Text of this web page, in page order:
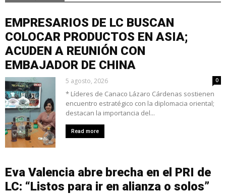
EMPRESARIOS DE LC BUSCAN
COLOCAR PRODUCTOS EN ASIA;
ACUDEN A REUNIÓN CON
EMBAJADOR DE CHINA
5 agosto, 2026 0
* Líderes de Canaco Lázaro Cárdenas sostienen
encuentro estratégico con la diplomacia oriental;
destacan la importancia del...
Read more
Eva Valencia abre brecha en el PRI de
LC: “Listos para ir en alianza o solos”